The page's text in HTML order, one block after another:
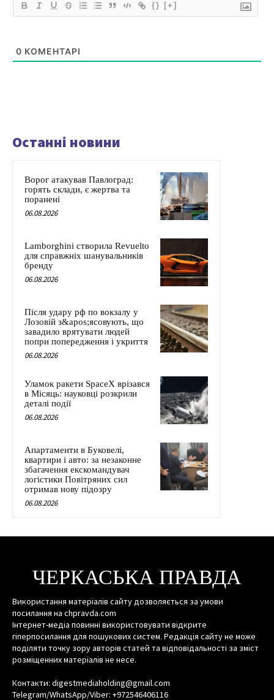
{} [+]
0 КОМЕНТАРІ
Останні новини
Ворог атакував Павлоград:
горять склади, є жертва та
поранені
06.08.2026
Lamborghini створила Revuelto
для справжніх шанувальників
бренду
06.08.2026
Після удару рф по вокзалу у
Лозовій з&apos;ясовують, що
завадило врятувати людей
попри попередження і укриття
06.08.2026
Уламок ракети SpaceX врізався
в Місяць: науковці розкрили
деталі події
06.08.2026
Апартаменти в Буковелі,
квартири і авто: за незаконне
збагачення екскомандувач
логістики Повітряних сил
отримав нову підозру
06.08.2026
ЧЕРКАСЬКА ПРАВДА
Використання матеріалів сайту дозволяється за умови
посилання на chpravda.com
Інтернет-медіа повинні використовувати відкрите
гіперпосилання для пошукових систем. Редакція сайту не може
поділяти точку зору авторів статей та відповідальності за зміст
розміщенних матеріалів не несе.
Контакти: digestmediaholding@gmail.com
Telegram/WhatsApp/Viber: +972546406116